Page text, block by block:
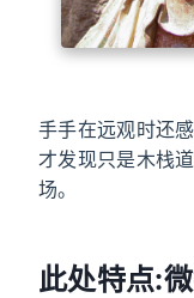
手手在远观时还
才发现只是木栈
场。
此处特点: